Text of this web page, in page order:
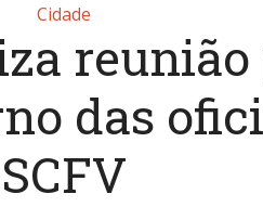
Cidade
das
SCFV